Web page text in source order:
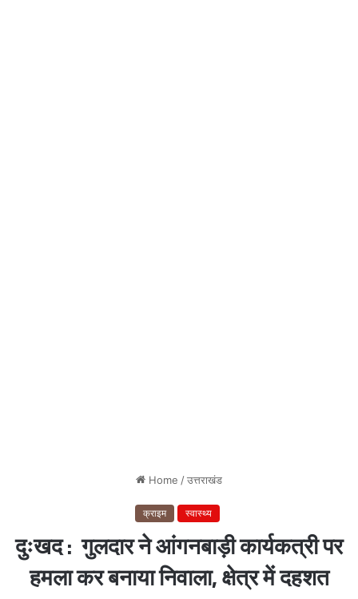
Home /उत्तराखंड
क्राइम स्वास्थ्य
दुःखद : गुलदार ने आंगनबाड़ी कार्यकत्री पर
हमला कर बनाया निवाला, क्षेत्र में दहशत